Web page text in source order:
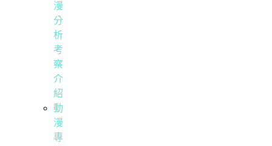
漫
分
析
考
察
介
紹
動
漫
專